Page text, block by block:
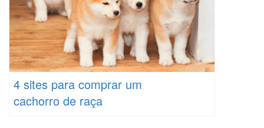
4 sites para comprar um
cachorro de raça